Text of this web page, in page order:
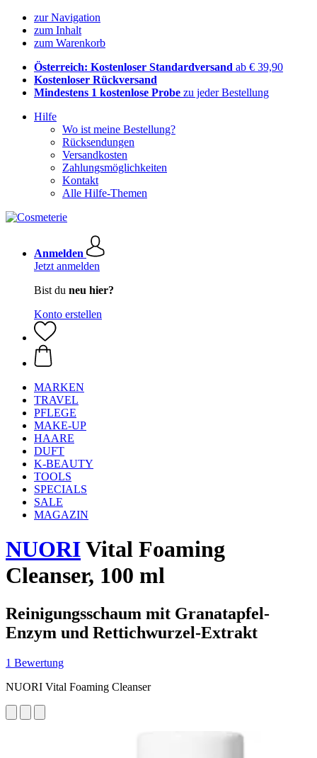
zur Navigation
zum Inhalt
zum Warenkorb
Österreich: Kostenloser Standardversand ab € 39,90
Kostenloser Rückversand
Mindestens 1 kostenlose Probe zu jeder Bestellung
Hilfe
Wo ist meine Bestellung?
Rücksendungen
Versandkosten
Zahlungsmöglichkeiten
Kontakt
Alle Hilfe-Themen
Anmelden
Jetzt anmelden
Bist du neu hier?
Konto erstellen
MARKEN
TRAVEL
PFLEGE
MAKE-UP
HAARE
DUFT
K-BEAUTY
TOOLS
SPECIALS
SALE
MAGAZIN
NUORIVital Foaming
Cleanser, 100 ml
Reinigungsschaum mit Granatapfel-
Enzym und Rettichwurzel-Extrakt
1 Bewertung
NUORI Vital Foaming Cleanser